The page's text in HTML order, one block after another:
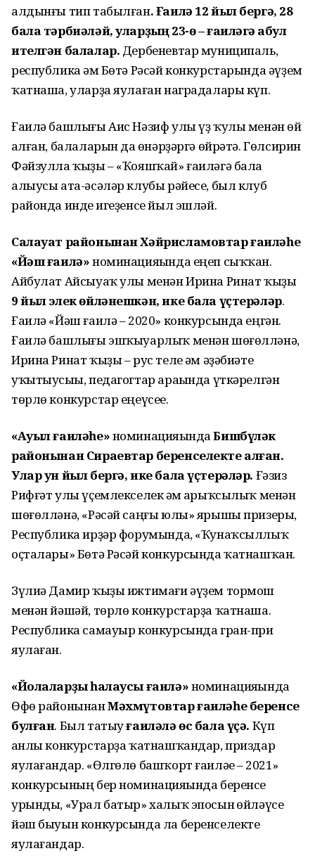
алдынғы тип табылған. Ғаилә 12 йыл бергә, 28
бала тәрбиәләй, уларҙың 23-ө – ғаиләгә ҡабул
ителгән балалар. Дербеневтар муниципаль,
республика һәм Бөтә Рәсәй конкурстарында әүҙем
ҡатнаша, уларҙа яулаған наградалары күп.
Ғаилә башлығы Аис Нәзиф улы үҙ ҡулы менән өй
һалған, балаларын да һөнәрҙәргә өйрәтә. Гөлсирин
Фәйзулла ҡыҙы – «Ҡояшҡай» ғаиләгә бала
алыусы ата-әсәләр клубы рәйесе, был клуб
районда инде һигеҙенсе йыл эшләй.
Салауат районынан Хәйрисламовтар ғаиләһе
«Йәш ғаилә»номинацияһында еңеп сыҡҡан.
Айбулат Айсыуаҡ улы менән Ирина Ринат ҡыҙы
9 йыл элек өйләнешкән, ике бала үҫтерәләр.
Ғаилә «Йәш ғаилә – 2020» конкурсында еңгән.
Ғаилә башлығы эшҡыуарлыҡ менән шөғөлләнә,
Ирина Ринат ҡыҙы – рус теле һәм әҙәбиәте
уҡытыусыһы, педагогтар араһында үткәрелгән
төрлө конкурстар еңеүсеһе.
«Ауыл ғаиләһе»номинацияһындаБишбүләк
районынан Сираевтар беренселекте алған.
Улар ун йыл бергә, ике бала үҫтерәләр. Ғәзиз
Рифғәт улы үҫемлекселек һәм һарыҡсылыҡ менән
шөғөлләнә, «Рәсәй саңғы юлы» ярышы призеры,
Республика ирҙәр форумында, «Ҡунаҡсыллыҡ
оҫталары» Бөтә Рәсәй конкурсында ҡатнашҡан.
Зүлиә Дамир ҡыҙы ижтимағи әүҙем тормош
менән йәшәй, төрлө конкурстарҙа ҡатнаша.
Республика самауыр конкурсында гран-при
яулаған.
«Йолаларҙы һаҡлаусы ғаилә»номинацияһында
Өфө районынанМәхмүтовтар ғаиләһе беренсе
булған. Был татыуғаиләлә өс бала үҫә. Күп
һанлы конкурстарҙа ҡатнашҡандар, приздар
яулағандар. «Өлгөлө башҡорт ғаиләһе – 2021»
конкурсының бер номинацияһында беренсе
урынды, «Урал батыр» халыҡ эпосын һөйләүсе
йәш быуын конкурсында ла беренселекте
яулағандар.